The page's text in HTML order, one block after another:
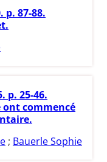
p. 87-88.
p. 25-46.
ont commencé
; Bauerle Sophie